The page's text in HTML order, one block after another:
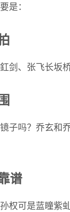
是：
剑、张飞长坂
子吗？乔玄和
谱
权可是蓝瞳紫